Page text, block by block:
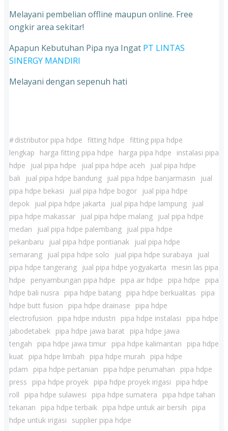
Melayani pembelian offline maupun online. Free
ongkir area sekitar!
Apapun Kebutuhan Pipa nya Ingat PT LINTAS
SINERGY MANDIRI
Melayani dengan sepenuh hati
#distributor pipa hdpe fitting hdpe fitting pipa hdpe
lengkap
harga fitting pipa hdpe harga pipa hdpe
instalasi pipa
hdpe
jual pipa hdpe jual pipa hdpe aceh
jual pipa hdpe
bali
jual pipa hdpe bandung jual pipa hdpe banjarmasin
jual
pipa hdpe bekasi
jual pipa hdpe bogor
jual pipa hdpe
depok
jual pipa hdpe jakarta jual pipa hdpe lampung
jual
pipa hdpe makassar
jual pipa hdpe malang
jual pipa hdpe
medan
jual pipa hdpe palembang
jual pipa hdpe
pekanbaru
jual pipa hdpe pontianak
jual pipa hdpe
semarang
jual pipa hdpe solo jual pipa hdpe surabaya
jual
pipa hdpe tangerang
jual pipa hdpe yogyakarta
mesin las pipa
hdpe
penyambungan pipa hdpe pipa air hdpe pipa hdpe
pipa
hdpe bali nusra
pipa hdpe batang pipa hdpe berkualitas
pipa
hdpe butt fusion
pipa hdpe drainase
pipa hdpe
electrofusion
pipa hdpe industri pipa hdpe instalasi
pipa hdpe
jabodetabek pipa hdpe jawa barat
pipa hdpe jawa
tengah
pipa hdpe jawa timur pipa hdpe kalimantan
pipa hdpe
kuat
pipa hdpe limbah pipa hdpe murah
pipa hdpe
pdam
pipa hdpe pertanian pipa hdpe perumahan
pipa hdpe
press
pipa hdpe proyek pipa hdpe proyek irigasi
pipa hdpe
roll
pipa hdpe sulawesi pipa hdpe sumatera
pipa hdpe tahan
tekanan
pipa hdpe terbaik pipa hdpe untuk air bersih
pipa
hdpe untuk irigasi
supplier pipa hdpe